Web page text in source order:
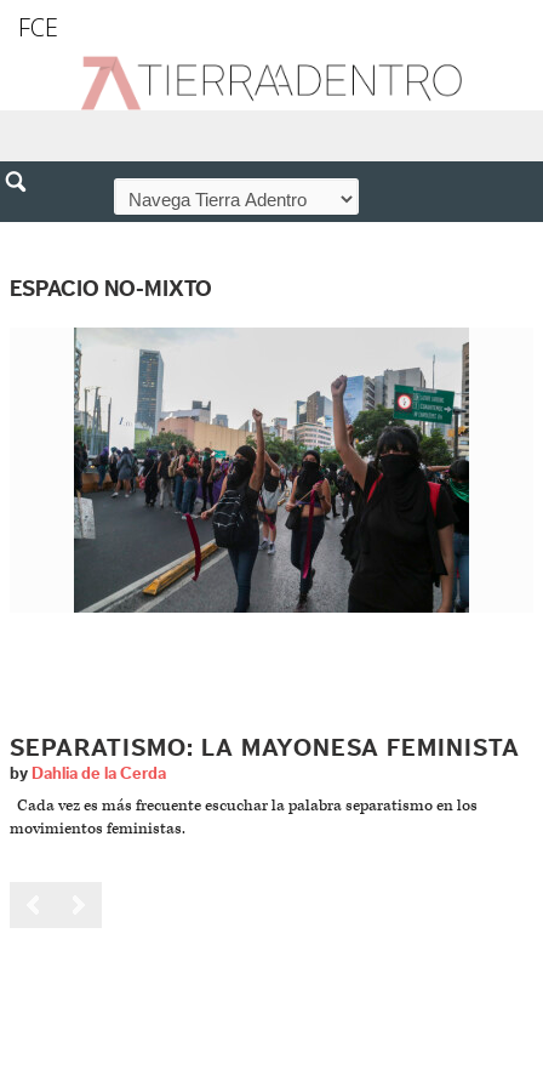
FCE
ESPACIO NO-MIXTO
SEPARATISMO: LA MAYONESA FEMINISTA
by Dahlia de la Cerda
Cada vez es más frecuente escuchar la palabra separatismo en los
movimientos feministas.